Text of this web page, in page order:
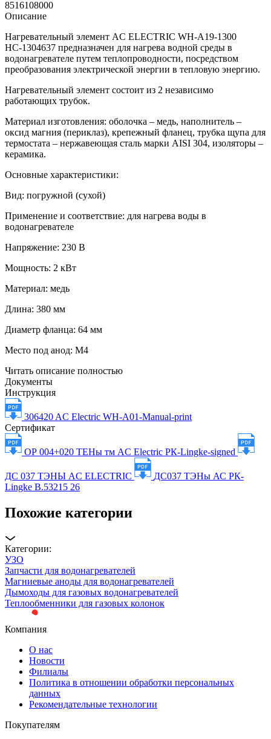
8516108000
Описание
Нагревательный элемент AC ELECTRIC WH-A19-1300
НС-1304637 предназначен для нагрева водной среды в
водонагревателе путем теплопроводности, посредством
преобразования электрической энергии в тепловую энергию.
Нагревательный элемент состоит из 2 независимо
работающих трубок.
Материал изготовления: оболочка – медь, наполнитель –
оксид магния (периклаз), крепежный фланец, трубка щупа для
термостата – нержавеющая сталь марки AISI 304, изоляторы –
керамика.
Основные характеристики:
Вид: погружной (сухой)
Применение и соответствие: для нагрева воды в
водонагревателе
Напряжение: 230 В
Мощность: 2 кВт
Материал: медь
Длина: 380 мм
Диаметр фланца: 64 мм
Место под анод: М4
Читать описание полностью
Документы
Инструкция
306420 AC Electric WH-A01-Manual-print
Сертификат
ОР 004+020 ТЕНы тм AC Electric РК-Lingke-signed
ДС 037 ТЭНЫ AC ELECTRIC
ДС037 ТЭНы АС РК-
Lingke В.53215 26
Похожие категории
Категории:
УЗО
Запчасти для водонагревателей
Магниевые аноды для водонагревателей
Дымоходы для газовых водонагревателей
Теплообменники для газовых колонок
Компания
О нас
Новости
Филиалы
Политика в отношении обработки персональных
данных
Рекомендательные технологии
Покупателям